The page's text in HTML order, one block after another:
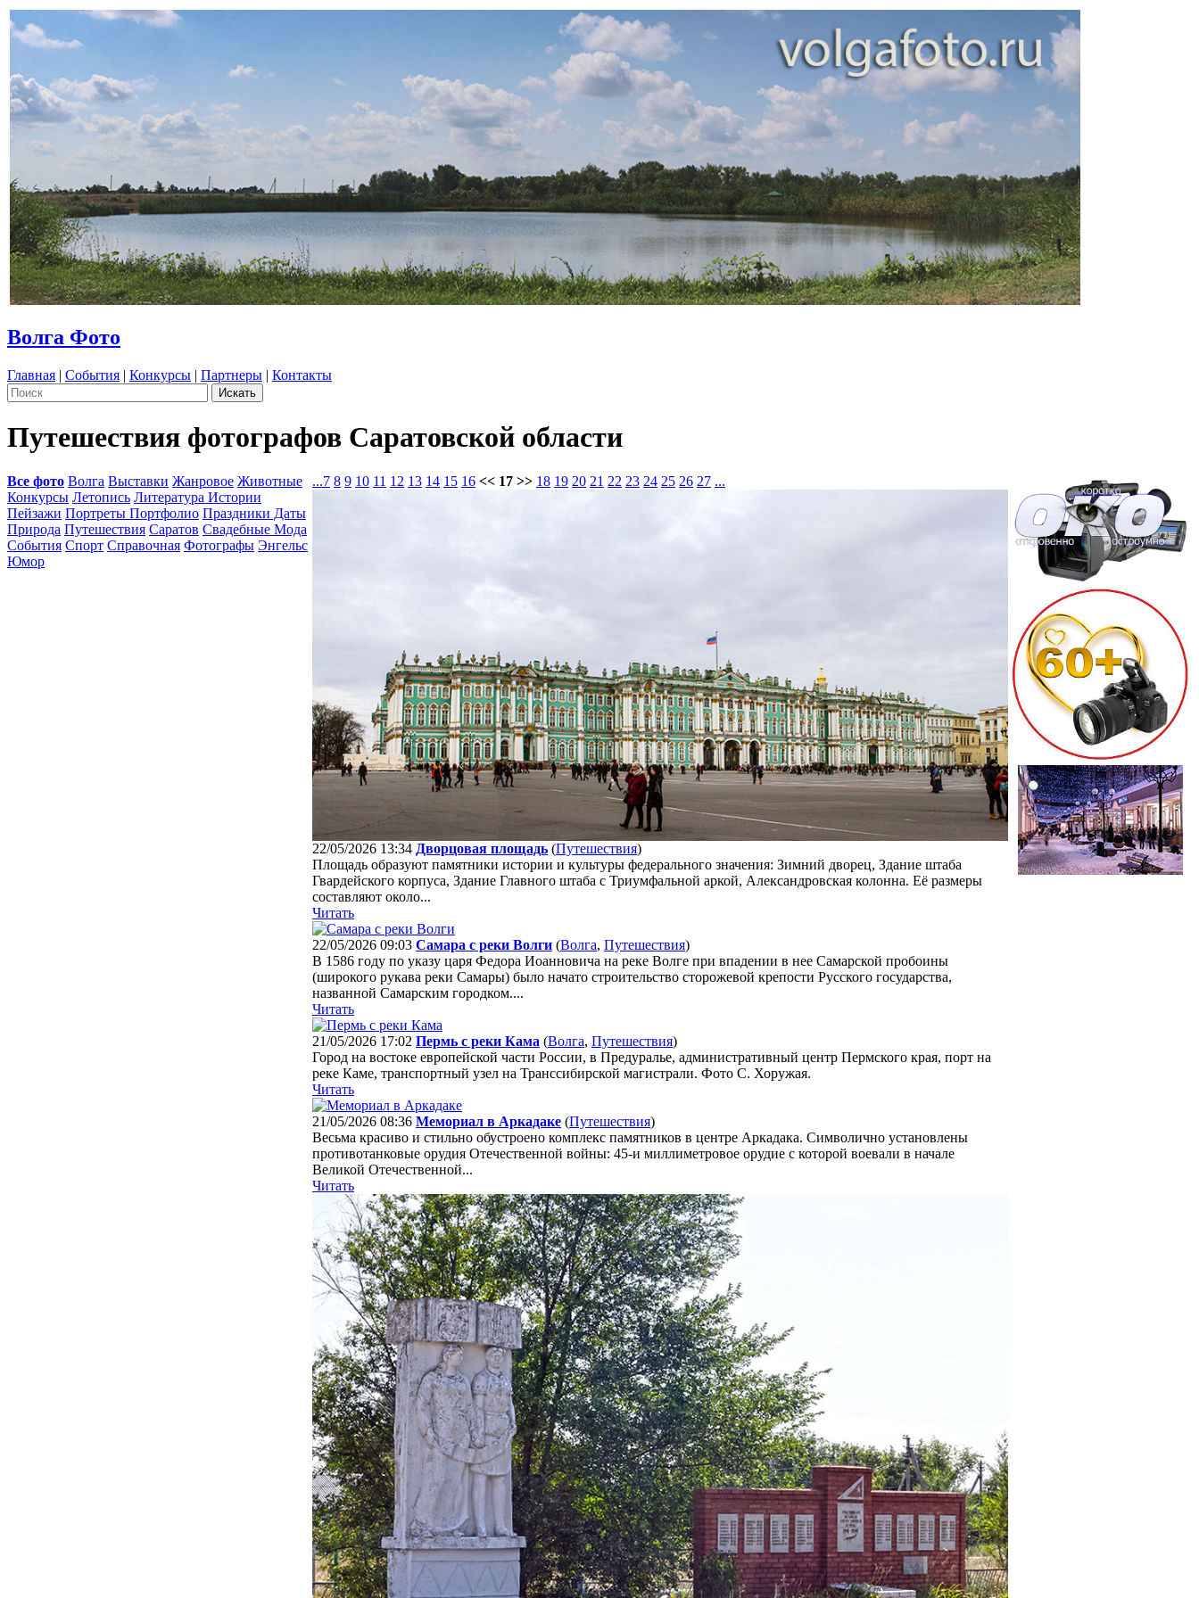
Волга Фото
Главная | События | Конкурсы | Партнеры | Контакты
Путешествия фотографов Саратовской области
Все фото Волга Выставки Жанровое Животные
Конкурсы Летопись Литература Истории
Пейзажи Портреты Портфолио Праздники Даты
Природа Путешествия Саратов Свадебные Мода
События Спорт Справочная Фотографы Энгельс
Юмор
...7 8 9 10 11 12 13 14 15 16 << 17 >> 18 19 20 21 22 23 24 25 26 27 ...
22/05/2026 13:34 Дворцовая площадь (Путешествия)
Площадь образуют памятники истории и культуры федерального значения: Зимний дворец, Здание штаба
Гвардейского корпуса, Здание Главного штаба с Триумфальной аркой, Александровская колонна. Её размеры
составляют около...
Читать
22/05/2026 09:03 Самара с реки Волги (Волга, Путешествия)
В 1586 году по указу царя Федора Иоанновича на реке Волге при впадении в нее Самарской пробоины
(широкого рукава реки Самары) было начато строительство сторожевой крепости Русского государства,
названной Самарским городком....
Читать
21/05/2026 17:02 Пермь с реки Кама (Волга, Путешествия)
Город на востоке европейской части России, в Предуралье, административный центр Пермского края, порт на
реке Каме, транспортный узел на Транссибирской магистрали. Фото С. Хоружая.
Читать
21/05/2026 08:36 Мемориал в Аркадаке (Путешествия)
Весьма красиво и стильно обустроено комплекс памятников в центре Аркадака. Символично установлены
противотанковые орудия Отечественной войны: 45-и миллиметровое орудие с которой воевали в начале
Великой Отечественной...
Читать